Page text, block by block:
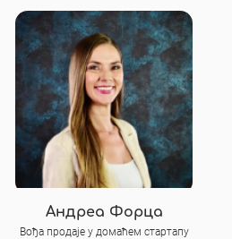
Андреа Форца
Вођа продаје у домаћем стартапу